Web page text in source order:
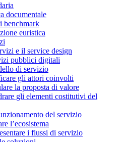
documentale
benchmark
euristica
e il service design
pubblici digitali
di servizio
gli attori coinvolti
la proposta di valore
gli elementi costitutivi del
del servizio
l’ecosistema
i flussi di servizio